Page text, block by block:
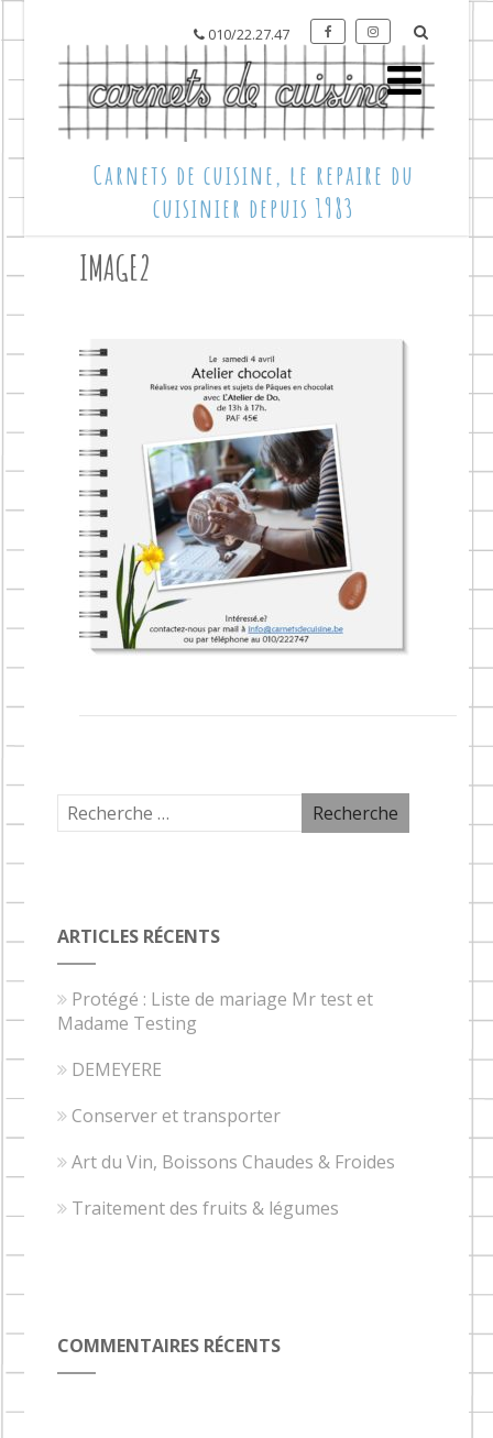
010/22.27.47
Carnets de cuisine, le repaire du
cuisinier depuis 1983
IMAGE2
ARTICLES RÉCENTS
Protégé : Liste de mariage Mr test et
Madame Testing
DEMEYERE
Conserver et transporter
Art du Vin, Boissons Chaudes & Froides
Traitement des fruits & légumes
COMMENTAIRES RÉCENTS